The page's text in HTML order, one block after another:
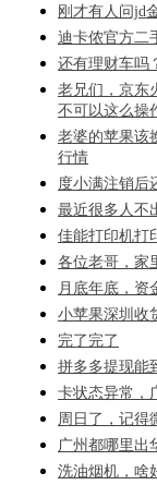
刚才有人问jd
迪卡侬官方二
还有理财车吗
老兄们，京东
不可以这么操
老婆的苹果该
行情
度小满注销后
最近很多人不
佳能打印机打
各位老哥，家
月底年底，资
小苹果深圳收
完了完了
拼多多提现能
卡状态异常，
周日了，记得
广州都哪里出
洗油烟机，啥